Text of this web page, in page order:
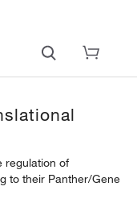
regulation of
to their Panther/Gene